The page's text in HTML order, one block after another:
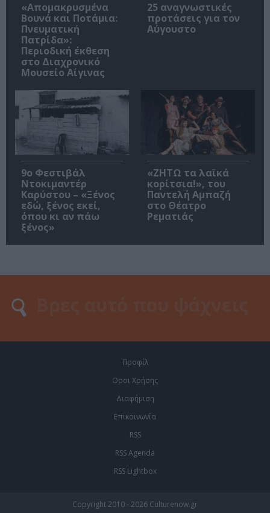
«Απομακρυσμένα
Βουνά και Ποτάμια:
Πνευματική
Πατρίδα»:
Περιοδική έκθεση
στο Διαχρονικό
Μουσείο Αίγινας
25 αναγνωστικές
προτάσεις για τον
Αύγουστο
9ο Φεστιβάλ
Ντοκιμαντέρ
Καρύστου – «Ξένος
εδώ, ξένος εκεί,
όπου κι αν πάω
ξένος»
«ΖΗΤΩ τα λαϊκά
κορίτσια!», του
Παντελή Αμπαζή
στο Θέατρο
Ρεματιάς
Προφίλ
Οροι Χρήσης
Διαφήμιση
Επικοινωνία
RSS
RSS Agenda
RSS Lightbox
Copyright 2010 - 2026 Culturenow.gr